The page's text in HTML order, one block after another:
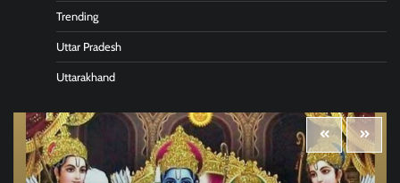
Trending
Uttar Pradesh
Uttarakhand